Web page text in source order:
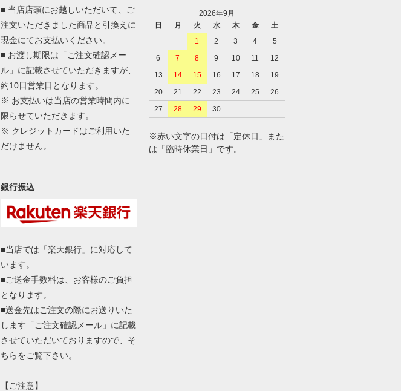
■ 当店店頭にお越しいただいて、ご
注文いただきました商品と引換えに
現金にてお支払いください。
■ お渡し期限は「ご注文確認メー
ル」に記載させていただきますが、
約10日営業日となります。
※ お支払いは当店の営業時間内に
限らせていただきます。
※ クレジットカードはご利用いた
だけません。
銀行振込
■当店では「楽天銀行」に対応して
います。
■ご送金手数料は、お客様のご負担
となります。
■送金先はご注文の際にお送りいた
します「ご注文確認メール」に記載
させていただいておりますので、そ
ちらをご覧下さい。
【ご注意】
2026年9月
日
月 火 水 木 金
土
1
2 3 4
5
6
7 8 9 10 11
12
13
14 15 16 17 18
19
20
21 22 23 24 25
26
27
28 29 30
※赤い文字の日付は「定休日」また
は「臨時休業日」です。